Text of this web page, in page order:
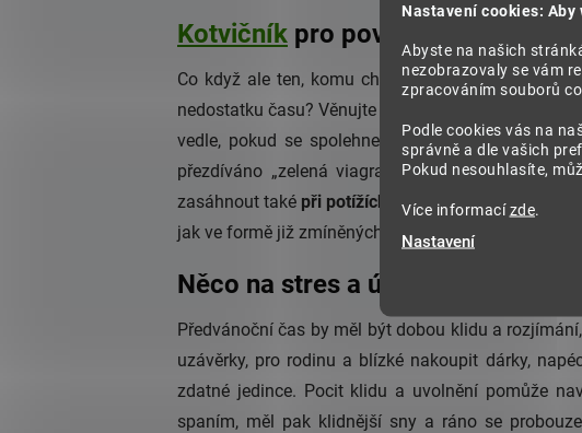
Nastavení cookies:
Abyste na našich
nezobrazovaly se vám
zpracováním souborů
Podle cookies vás na
správně a dle vašich
Pokud nesouhlasíte,
Více informacízde
Nastavení
Kotvičník pro povzbuzení nejen v
Co když ale ten, komu chcete darovat něco
nedostatku času? Věnujte k Vánocům
vedle, pokud se spolehnete naKotvičník zemní
přezdíváno „zelená viagra“), ale také jej ocení
zasáhnout také při potížích s prostatoua některé
jak ve formě již zmíněných
kapslí, tak v podobě
Něco na stres a únavu
Předvánoční čas by měl být dobou klidu a
uzávěrky, pro rodinu a blízké nakoupit dárky,
zdatné jedince. Pocit klidu a uvolnění pomůže
spaním, měl pak klidnější sny a ráno se